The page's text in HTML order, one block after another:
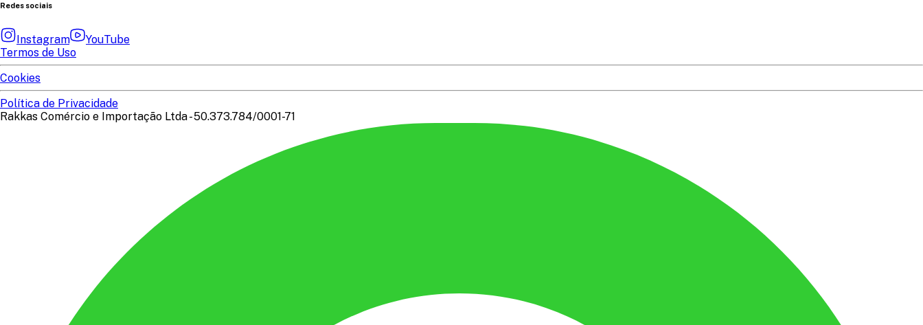
Redes sociais
Instagram
YouTube
Termos de Uso
Cookies
Política de Privacidade
Rakkas Comércio e Importação Ltda - 50.373.784/0001-71